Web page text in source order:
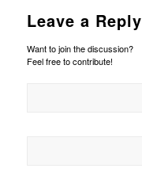
Leave a Reply
Want to join the discussion?
Feel free to contribute!